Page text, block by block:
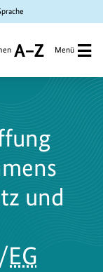
Menü
und
EG